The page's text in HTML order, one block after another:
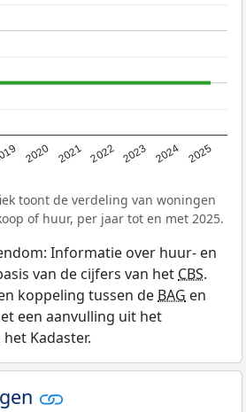
2020 2021 2022 2023 2024 2025
toont de verdeling van woningen
of huur, per jaar tot en met 2025.
Informatie over huur- en
van de cijfers van het CBS.
koppeling tussen de BAG en
een aanvulling uit het
Kadaster.